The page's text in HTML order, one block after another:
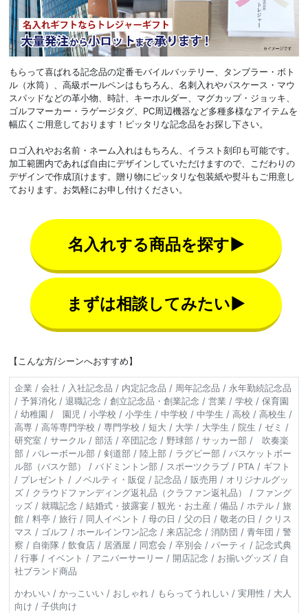
もらって喜ばれる記念品の定番モバイルバッテリー、タンブラー・ボト
ル（水筒）、高級ボールペンはもちろん、名刺入れやパスケース・マウ
スパッドなどの革小物、時計、キーホルダー、マグカップ・ジョッキ、
ゴルフマーカー・ラゲージタグ、PC周辺機器など多種多様なアイテムを
幅広くご用意しております！ピッタリな記念品をお探し下さい。
ロゴ入れやお名前・ネーム入れはもちろん、イラスト刻印も可能です。
加工範囲内であれば自由にデザインしていただけますので、こだわりの
デザインで作成頂けます。贈り物にピッタリな包装紙や熨斗もご用意し
ております。お気軽にお申し付けください。
名入れする商品を探す▶
まずは相談してみたい▶
【こんな方/シーンへおすすめ】
企業 / 会社 / 入社記念品 / 内定記念品 / 周年記念品 / 永年勤続記念品
/ 予算消化 / 退職記念 / 創立記念品・創業記念 / 営業 / 学校 / 保育園
/ 幼稚園 / 園児 / 小学校 / 小学生 / 中学校 / 中学生 / 高校 / 高校生 /
高専 / 高等専門学校 / 専門学校 / 短大 / 大学 / 大学生 / 院生 / ゼミ /
研究室 / サークル / 部活 / 卒団記念 / 野球部 / サッカー部 / 吹奏楽
部 / バレーボール部 / 剣道部 / 陸上部 / ラグビー部 / バスケットボー
ル部（バスケ部） / バドミントン部 / スポーツクラブ / PTA / ギフト
/ プレゼント / ノベルティ・販促 / 記念品 / 販売用 / オリジナルグッ
ズ / クラウドファンディング返礼品（クラファン返礼品） / ファング
ッズ / 就職記念 / 結婚式・披露宴 / 観光・お土産 / 備品 / ホテル / 旅
館 / 料亭 / 旅行 / 同人イベント / 母の日 / 父の日 / 敬老の日 / クリス
マス / ゴルフ / ホールインワン記念 / 来店記念 / 消防団 / 青年団 / 警
察 / 自衛隊 / 飲食店 / 居酒屋 / 同窓会 / 卒別会 / パーティ / 記念式典
/ 行事 / イベント / アニバーサーリー / 開店記念 / お揃いグッズ / 自
社ブランド商品
かわいい / かっこいい / おしゃれ / もらってうれしい / 実用性 / 大人
向け / 子供向け